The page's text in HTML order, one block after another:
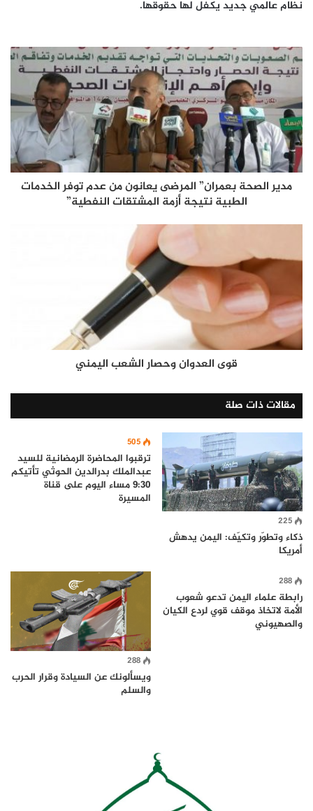
نظام عالمي جديد يكفل لها حقوقها.
مدير الصحة بعمران” المرضى يعانون من عدم توفر الخدمات
الطبية نتيجة أزمة المشتقات النفطية”
قوى العدوان وحصار الشعب اليمني
مقالات ذات صلة
225
ذكاء وتطوّر وتكيّف: اليمن يدهش
أمريكا
505
ترقبوا المحاضرة الرمضانية للسيد
عبدالملك بدرالدين الحوثي تأتيكم
9:30 مساء اليوم على قناة
المسيرة
288
رابطة علماء اليمن تدعو شعوب
الأمة لاتخاذ موقف قوي لردع الكيان
والصهيوني
288
ويسألونك عن السيادة وقرار الحرب
والسلم